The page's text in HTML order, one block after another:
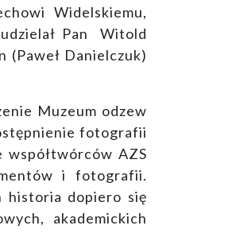
Widelskiemu,
Pan Witold
(Paweł Danielczuk)
Muzeum odzew
fotografii
współtwórców AZS
i fotografii.
historia dopiero się
akademickich